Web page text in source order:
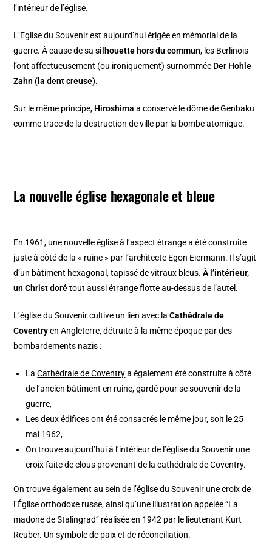
l’intérieur de l’église.
L’Eglise du Souvenir est aujourd’hui érigée en mémorial de la
guerre. À cause de sasilhouette hors du commun, les Berlinois
l’ont affectueusement (ou ironiquement) surnommée Der Hohle
Zahn (la dent creuse).
Sur le même principe, Hiroshima a conservé le dôme de Genbaku
comme trace de la destruction de ville par la bombe atomique.
La nouvelle église hexagonale et bleue
En 1961, une nouvelle église à l’aspect étrange a été construite
juste à côté de la « ruine » par l’architecte Egon Eiermann. Il s’agit
d’un bâtiment hexagonal, tapissé de vitraux bleus. À l’intérieur,
un Christ dorétout aussi étrange flotte au-dessus de l’autel.
L’église du Souvenir cultive un lien avec laCathédrale de
Coventryen Angleterre, détruite à la même époque par des
bombardements nazis :
LaCathédrale de Coventrya également été construite à côté
de l’ancien bâtiment en ruine, gardé pour se souvenir de la
guerre,
Les deux édifices ont été consacrés le même jour, soit le 25
mai 1962,
On trouve aujourd’hui à l’intérieur de l’église du Souvenir une
croix faite de clous provenant de la cathédrale de Coventry.
On trouve également au sein de l’église du Souvenir une croix de
l’Église orthodoxe russe, ainsi qu’une illustration appelée “La
madone de Stalingrad” réalisée en 1942 par le lieutenant Kurt
Reuber. Un symbole de paix et de réconciliation.